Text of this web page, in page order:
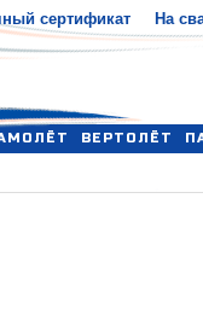
сертификат На
ВЕРТОЛЁТ